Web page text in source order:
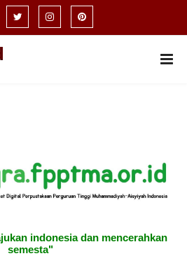
indonesia dan mencerahkan
semesta"